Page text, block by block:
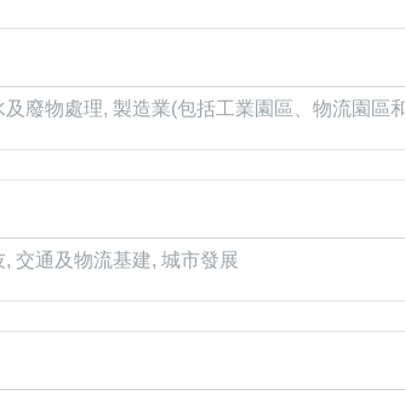
廢物處理, 製造業(包括工業園區、物流園區
交通及物流基建, 城市發展